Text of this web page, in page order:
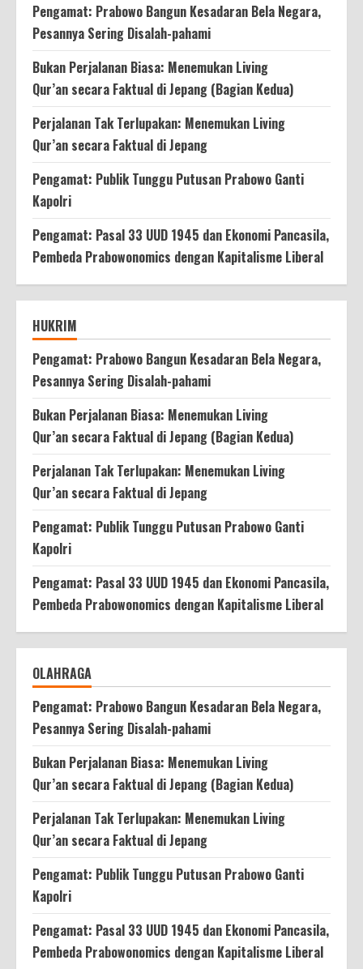
Pengamat: Prabowo Bangun Kesadaran Bela Negara,
Pesannya Sering Disalah-pahami
Bukan Perjalanan Biasa: Menemukan Living
Qur’an secara Faktual di Jepang (Bagian Kedua)
Perjalanan Tak Terlupakan: Menemukan Living
Qur’an secara Faktual di Jepang
Pengamat: Publik Tunggu Putusan Prabowo Ganti
Kapolri
Pengamat: Pasal 33 UUD 1945 dan Ekonomi Pancasila,
Pembeda Prabowonomics dengan Kapitalisme Liberal
HUKRIM
Pengamat: Prabowo Bangun Kesadaran Bela Negara,
Pesannya Sering Disalah-pahami
Bukan Perjalanan Biasa: Menemukan Living
Qur’an secara Faktual di Jepang (Bagian Kedua)
Perjalanan Tak Terlupakan: Menemukan Living
Qur’an secara Faktual di Jepang
Pengamat: Publik Tunggu Putusan Prabowo Ganti
Kapolri
Pengamat: Pasal 33 UUD 1945 dan Ekonomi Pancasila,
Pembeda Prabowonomics dengan Kapitalisme Liberal
OLAHRAGA
Pengamat: Prabowo Bangun Kesadaran Bela Negara,
Pesannya Sering Disalah-pahami
Bukan Perjalanan Biasa: Menemukan Living
Qur’an secara Faktual di Jepang (Bagian Kedua)
Perjalanan Tak Terlupakan: Menemukan Living
Qur’an secara Faktual di Jepang
Pengamat: Publik Tunggu Putusan Prabowo Ganti
Kapolri
Pengamat: Pasal 33 UUD 1945 dan Ekonomi Pancasila,
Pembeda Prabowonomics dengan Kapitalisme Liberal